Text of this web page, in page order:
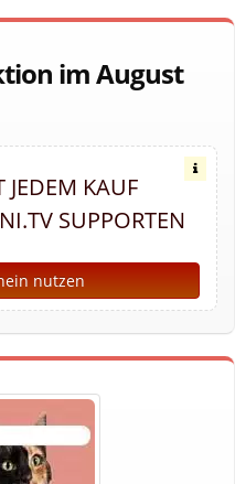
im August
JEDEM KAUF
SUPPORTEN
nutzen